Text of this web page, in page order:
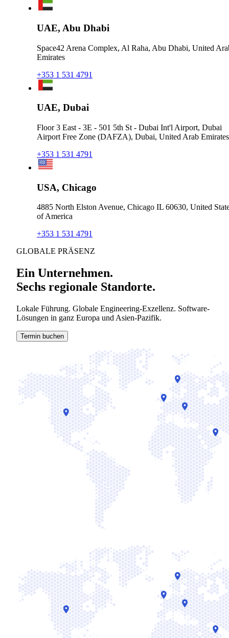
UAE, Abu Dhabi
Space42 Arena Complex, Al Raha, Abu Dhabi, United
Emirates
+353 1 531 4791
UAE, Dubai
Floor 3 East - 3E - 501 5th St - Dubai Int'l Airport, Dubai
Airport Free Zone (DAFZA), Dubai, United Arab Emirates
+353 1 531 4791
USA, Chicago
4885 North Elston Avenue, Chicago IL 60630, United
of America
+353 1 531 4791
GLOBALE PRÄSENZ
Ein Unternehmen.
Sechs regionale Standorte.
Lokale Führung. Globale Engineering-Exzellenz. Software-
Lösungen in ganz Europa und Asien-Pazifik.
Termin buchen